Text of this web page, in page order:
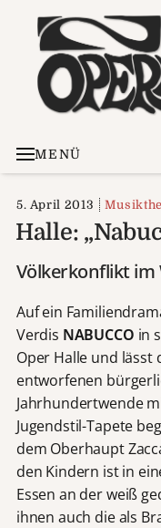
MENÜ
5. April 2013
Halle:
Völkerkonflikt
Auf ein
Verdis NABUCCO in
Oper Halle und lässt
entworfenen
Jahrhundertwende
Jugendstil-Tapete
dem Oberhaupt
den Kindern ist in
Essen an der weiß
ihnen auch die als